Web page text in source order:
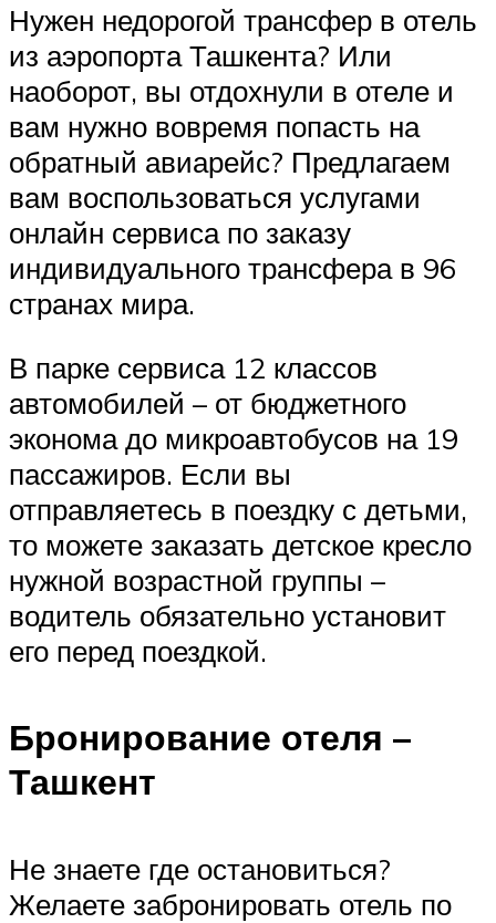
Нужен недорогой трансфер в отель
из аэропорта Ташкента? Или
наоборот, вы отдохнули в отеле и
вам нужно вовремя попасть на
обратный авиарейс? Предлагаем
вам воспользоваться услугами
онлайн сервиса по заказу
индивидуального трансфера в 96
странах мира.
В парке сервиса 12 классов
автомобилей – от бюджетного
эконома до микроавтобусов на 19
пассажиров. Если вы
отправляетесь в поездку с детьми,
то можете заказать детское кресло
нужной возрастной группы –
водитель обязательно установит
его перед поездкой.
Бронирование отеля –
Ташкент
Не знаете где остановиться?
Желаете забронировать отель по